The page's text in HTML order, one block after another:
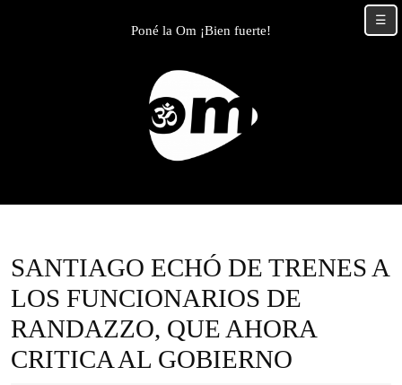
Poné la Om ¡Bien fuerte!
SANTIAGO ECHÓ DE TRENES A
LOS FUNCIONARIOS DE
RANDAZZO, QUE AHORA
CRITICA AL GOBIERNO
☰